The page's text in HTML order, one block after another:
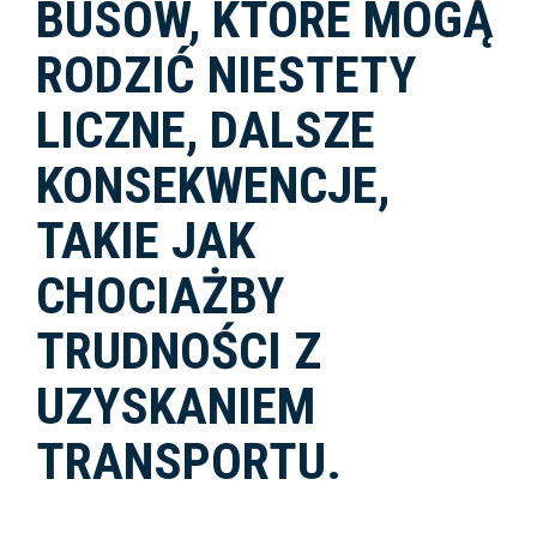
BUSÓW, KTÓRE MOGĄ
RODZIĆ NIESTETY
LICZNE, DALSZE
KONSEKWENCJE,
TAKIE JAK
CHOCIAŻBY
TRUDNOŚCI Z
UZYSKANIEM
TRANSPORTU.